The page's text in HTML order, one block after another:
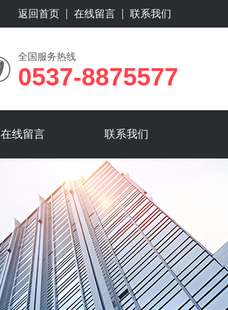
返回首页 在线留言 联系我们
全国服务热线
0537-8875577
在线留言 联系我们